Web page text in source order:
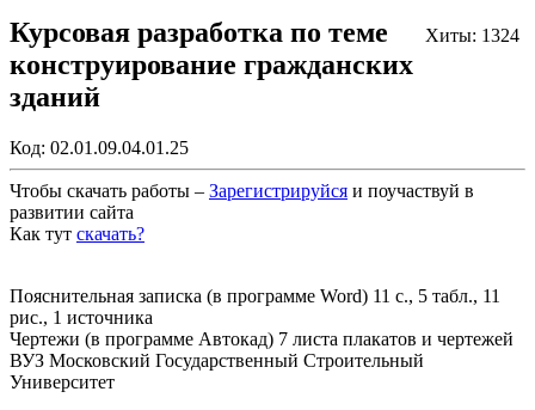
Хиты: 1324
Курсовая разработка по теме
конструирование гражданских
зданий
Код: 02.01.09.04.01.25
Чтобы скачать работы – Зарегистрируйся и поучаствуй в
развитии сайта
Как тут скачать?
Пояснительная записка (в программе Word) 11 с., 5 табл., 11
рис., 1 источника
Чертежи (в программе Автокад) 7 листа плакатов и чертежей
ВУЗ Московский Государственный Строительный
Университет